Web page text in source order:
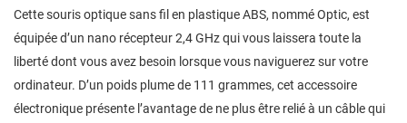
Cette souris optique sans fil en plastique ABS, nommé Optic, est
équipée d’un nano récepteur 2,4 GHz qui vous laissera toute la
liberté dont vous avez besoin lorsque vous naviguerez sur votre
ordinateur. D’un poids plume de 111 grammes, cet accessoire
électronique présente l’avantage de ne plus être relié à un câble qui